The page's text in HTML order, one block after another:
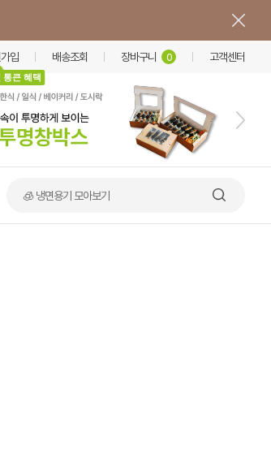
입
통큰 혜택
배송조회 장바구니 0 고객센터
🍲 덮밥·비빔밥 가마솥용기